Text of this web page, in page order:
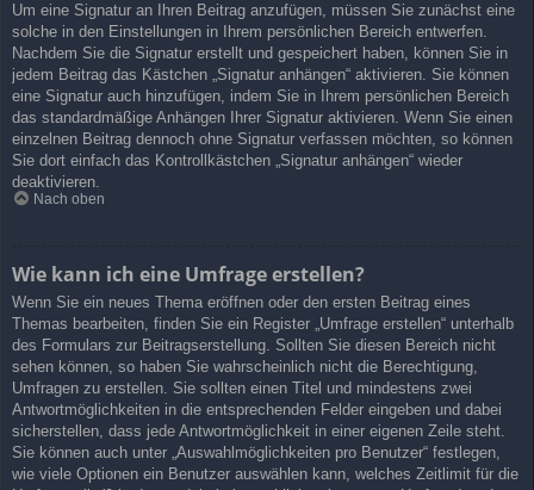
Um eine Signatur an Ihren Beitrag anzufügen, müssen Sie zunächst eine
solche in den Einstellungen in Ihrem persönlichen Bereich entwerfen.
Nachdem Sie die Signatur erstellt und gespeichert haben, können Sie in
jedem Beitrag das Kästchen „Signatur anhängen“ aktivieren. Sie können
eine Signatur auch hinzufügen, indem Sie in Ihrem persönlichen Bereich
das standardmäßige Anhängen Ihrer Signatur aktivieren. Wenn Sie einen
einzelnen Beitrag dennoch ohne Signatur verfassen möchten, so können
Sie dort einfach das Kontrollkästchen „Signatur anhängen“ wieder
deaktivieren.
Nach oben
Wie kann ich eine Umfrage erstellen?
Wenn Sie ein neues Thema eröffnen oder den ersten Beitrag eines
Themas bearbeiten, finden Sie ein Register „Umfrage erstellen“ unterhalb
des Formulars zur Beitragserstellung. Sollten Sie diesen Bereich nicht
sehen können, so haben Sie wahrscheinlich nicht die Berechtigung,
Umfragen zu erstellen. Sie sollten einen Titel und mindestens zwei
Antwortmöglichkeiten in die entsprechenden Felder eingeben und dabei
sicherstellen, dass jede Antwortmöglichkeit in einer eigenen Zeile steht.
Sie können auch unter „Auswahlmöglichkeiten pro Benutzer“ festlegen,
wie viele Optionen ein Benutzer auswählen kann, welches Zeitlimit für die